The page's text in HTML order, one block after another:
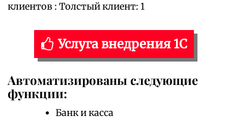
клиентов : Толстый клиент: 1
Услуга внедрения 1С
Автоматизированы следующие
функции:
Банк и касса